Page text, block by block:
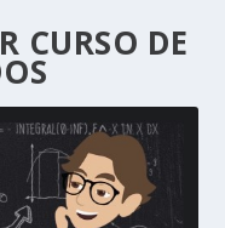
CURSO DE